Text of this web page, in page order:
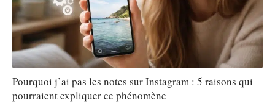
Pourquoi j’ai pas les notes sur Instagram : 5 raisons qui
pourraient expliquer ce phénomène